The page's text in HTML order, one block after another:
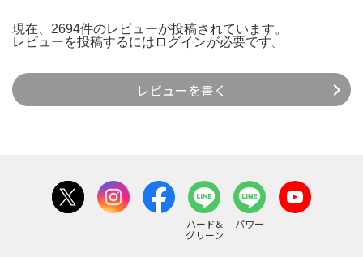
現在、2694件のレビューが投稿されています。
レビューを投稿するには ログインが必要です。
レビューを書く
ハード&
グリーン
パワー